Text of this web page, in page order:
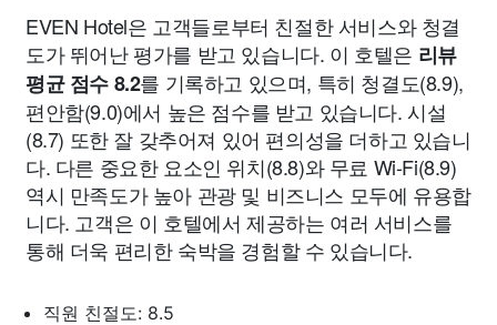
EVEN Hotel은 고객들로부터 친절한 서비스와 청결
도가 뛰어난 평가를 받고 있습니다. 이 호텔은 리뷰
평균 점수 8.2를 기록하고 있으며, 특히 청결도(8.9),
편안함(9.0)에서 높은 점수를 받고 있습니다. 시설
(8.7) 또한 잘 갖추어져 있어 편의성을 더하고 있습니
다. 다른 중요한 요소인 위치(8.8)와 무료 Wi-Fi(8.9)
역시 만족도가 높아 관광 및 비즈니스 모두에 유용합
니다. 고객은 이 호텔에서 제공하는 여러 서비스를
통해 더욱 편리한 숙박을 경험할 수 있습니다.
직원 친절도: 8.5